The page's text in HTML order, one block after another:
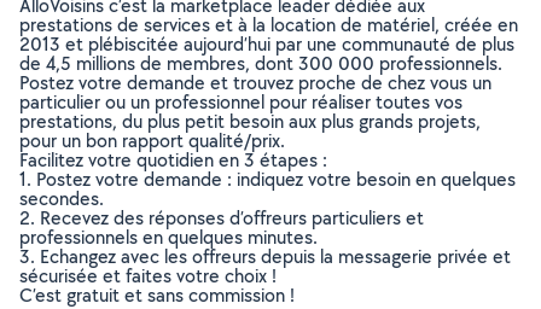
AlloVoisins c’est la marketplace leader dédiée aux
prestations de services et à la location de matériel, créée en
2013 et plébiscitée aujourd’hui par une communauté de plus
de 4,5 millions de membres, dont 300 000 professionnels.
Postez votre demande et trouvez proche de chez vous un
particulier ou un professionnel pour réaliser toutes vos
prestations, du plus petit besoin aux plus grands projets,
pour un bon rapport qualité/prix.
Facilitez votre quotidien en 3 étapes :
1. Postez votre demande : indiquez votre besoin en quelques
secondes.
2. Recevez des réponses d’offreurs particuliers et
professionnels en quelques minutes.
3. Echangez avec les offreurs depuis la messagerie privée et
sécurisée et faites votre choix !
C’est gratuit et sans commission !